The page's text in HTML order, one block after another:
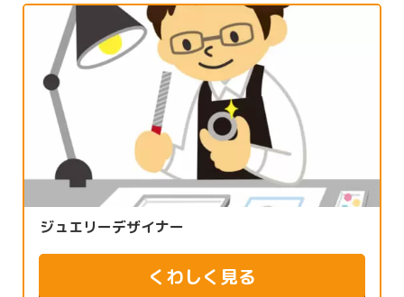
ジュエリーデザイナー
くわしく見る